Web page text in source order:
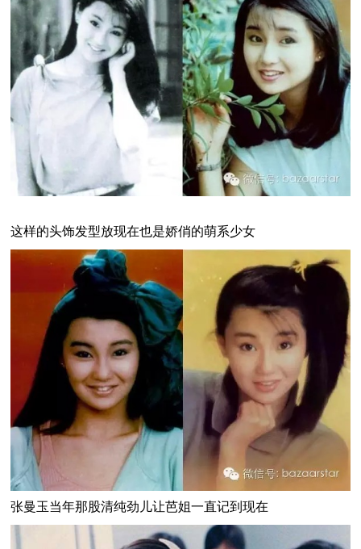
这样的头饰发型放现在也是娇俏的萌系少女
张曼玉当年那股清纯劲儿让芭姐一直记到现在